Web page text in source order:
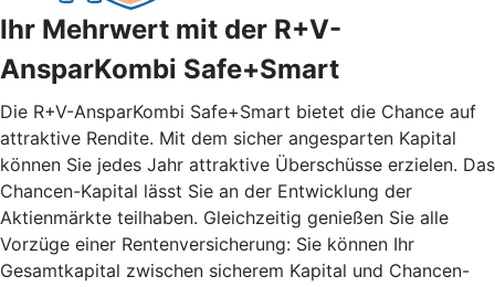
Ihr Mehrwert mit der R+V-
AnsparKombi Safe+Smart
Die R+V-AnsparKombi Safe+Smart bietet die Chance auf
attraktive Rendite. Mit dem sicher angesparten Kapital
können Sie jedes Jahr attraktive Überschüsse erzielen. Das
Chancen-Kapital lässt Sie an der Entwicklung der
Aktienmärkte teilhaben. Gleichzeitig genießen Sie alle
Vorzüge einer Rentenversicherung: Sie können Ihr
Gesamtkapital zwischen sicherem Kapital und Chancen-